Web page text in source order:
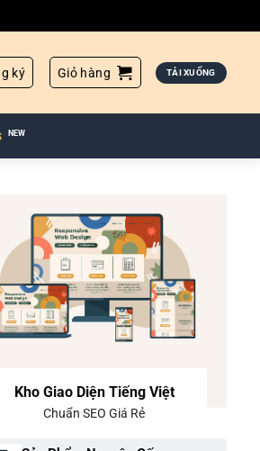
ký Giỏ hàng TẢI XUỐNG
Kho Giao Diện Tiếng Việt
Chuẩn SEO Giá Rẻ